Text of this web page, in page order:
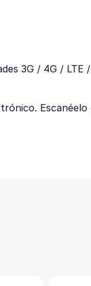
3G / 4G / LTE